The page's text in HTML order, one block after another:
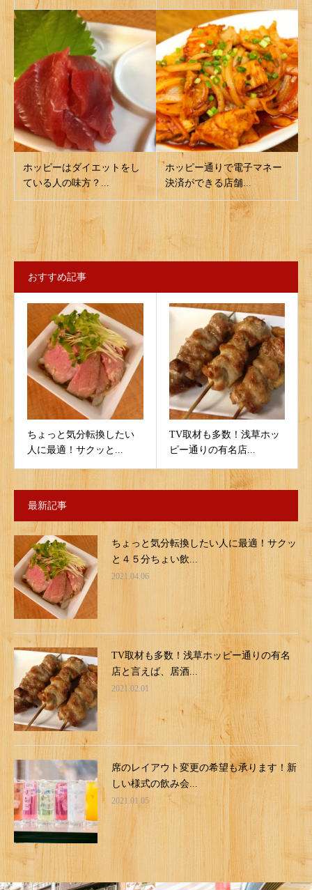
ホッピーはダイエットをし
ている人の味方？...
ホッピー通りで電子マネー
決済ができる店舗...
おすすめ記事
ちょっと気分転換したい
人に最適！サクッと...
TV取材も多数！浅草ホッ
ピー通りの有名店...
最新記事
ちょっと気分転換したい人に最適！サクッ
と４５分ちょい飲...
2021.04.06
TV取材も多数！浅草ホッピー通りの有名
店と言えば、居酒...
2021.02.01
席のレイアウト変更の希望も承ります！新
しい様式の飲み会...
2021.01.05